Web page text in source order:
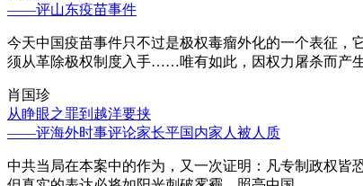
——评山东疫苗事件
今天中国疫苗事件只不过是极权毒瘤外化的一个表征，
须从革除极权制度入手……唯有如此，因权力屠杀而产
肖国珍
从睁眼之罪到越洋要挟
——评海外时事评论家长平国内家人被人质
中共当局在本案中的作为，又一次证明：凡专制政权皆